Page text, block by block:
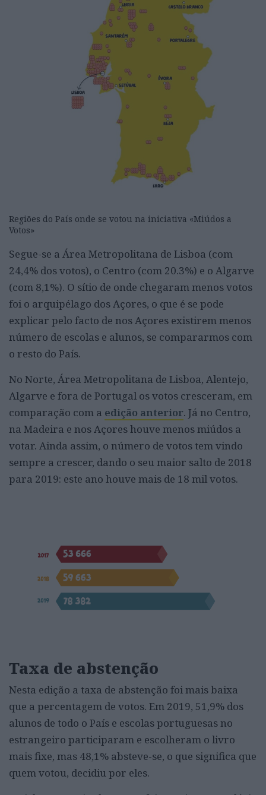
Regiões do País onde se votou na iniciativa «Miúdos a
Votos»
Segue-se a Área Metropolitana de Lisboa (com
24,4% dos votos), o Centro (com 20.3%) e o Algarve
(com 8,1%). O sítio de onde chegaram menos votos
foi o arquipélago dos Açores, o que é se pode
explicar pelo facto de nos Açores existirem menos
número de escolas e alunos, se compararmos com
o resto do País.
No Norte, Área Metropolitana de Lisboa, Alentejo,
Algarve e fora de Portugal os votos cresceram, em
comparação com a edição anterior. Já no Centro,
na Madeira e nos Açores houve menos miúdos a
votar. Ainda assim, o número de votos tem vindo
sempre a crescer, dando o seu maior salto de 2018
para 2019: este ano houve mais de 18 mil votos.
Taxa de abstenção
Nesta edição a taxa de abstenção foi mais baixa
que a percentagem de votos. Em 2019, 51,9% dos
alunos de todo o País e escolas portuguesas no
estrangeiro participaram e escolheram o livro
mais fixe, mas 48,1% absteve-se, o que significa que
quem votou, decidiu por eles.